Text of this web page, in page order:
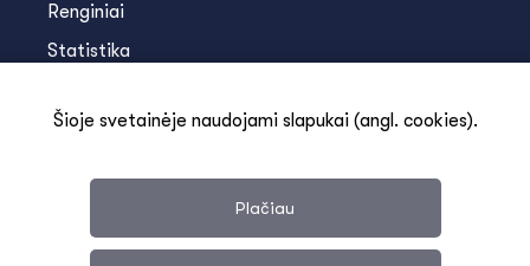
Renginiai
Statistika
Kontaktai
Šioje svetainėje naudojami slapukai (angl. cookies).
Plačiau